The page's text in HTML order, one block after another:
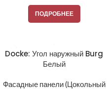
ПОДРОБНЕЕ
Docke: Угол наружный Burg
Белый
Фасадные панели (Цокольный